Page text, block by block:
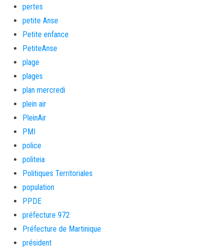
pertes
petite Anse
Petite enfance
PetiteAnse
plage
plages
plan mercredi
plein air
PleinAir
PMI
police
politeia
Politiques Territoriales
population
PPDE
préfecture 972
Préfecture de Martinique
président